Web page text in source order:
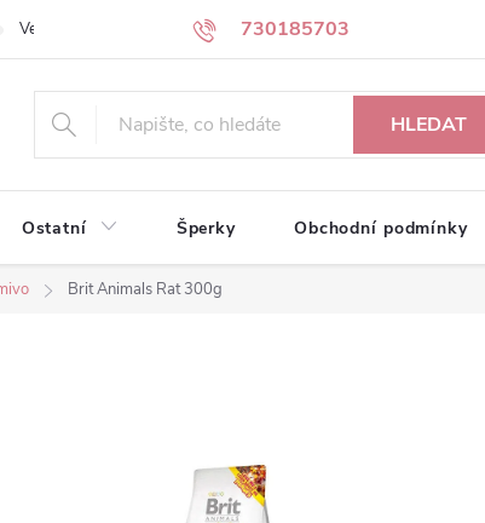
730185703
Velkoobchodní partneři Kontakty
HLEDAT
Ostatní Šperky Obchodní podmínky
Brit Animals Rat 300g